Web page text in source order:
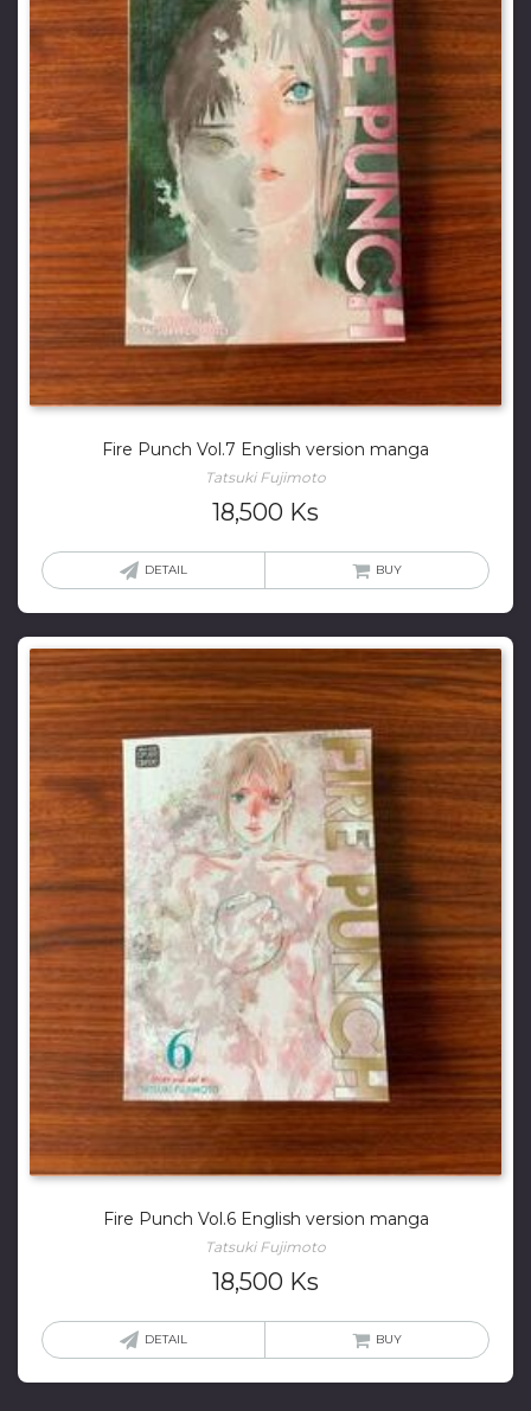
Fire Punch Vol.7 English version manga
Tatsuki Fujimoto
18,500 Ks
DETAIL BUY
Fire Punch Vol.6 English version manga
Tatsuki Fujimoto
18,500 Ks
DETAIL BUY